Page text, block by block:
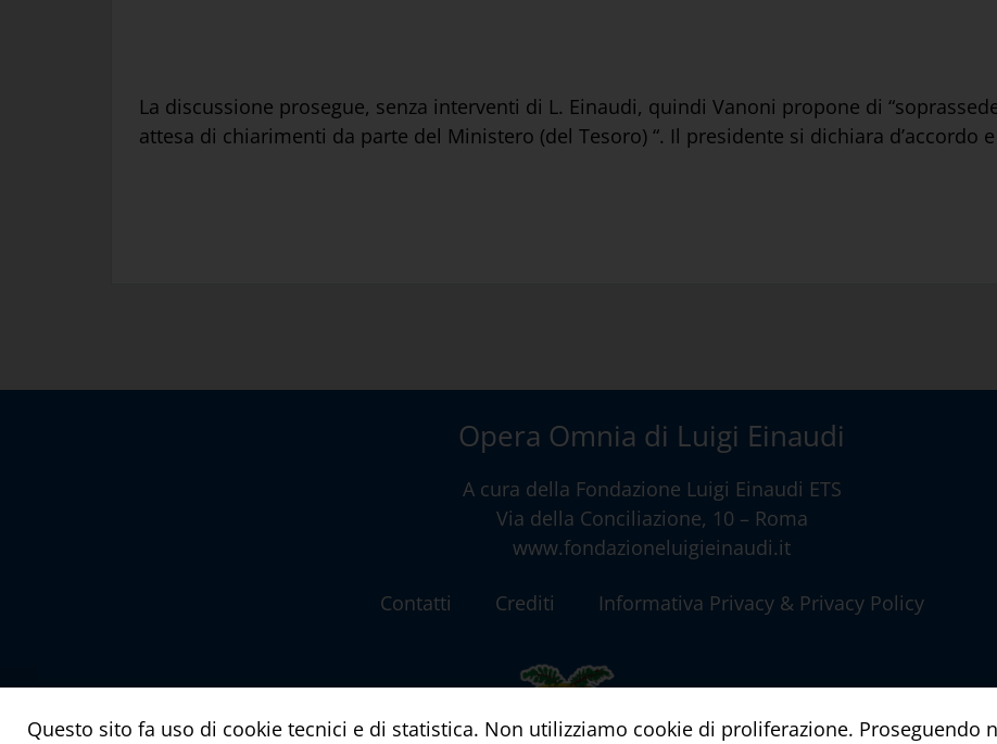
La discussione prosegue, senza interventi di L. Einaudi, quindi Vanoni propone di
attesa di chiarimenti da parte del Ministero (del Tesoro) “. Il presidente si dichiara d’accordo
Opera Omnia di Luigi Einaudi
A cura della Fondazione Luigi Einaudi ETS
Via della Conciliazione, 10 – Roma
www.fondazioneluigieinaudi.it
Contatti Crediti Informativa Privacy & Privacy Policy
Questo sito fa uso di cookie tecnici e di statistica. Non utilizziamo cookie di proliferazione. Proseguendo